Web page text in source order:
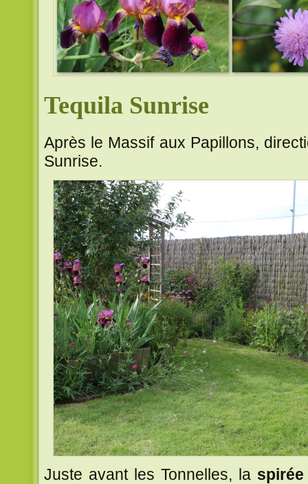
Tequila Sunrise
Après le Massif aux Papillons,
Sunrise.
Juste avant les Tonnelles, la